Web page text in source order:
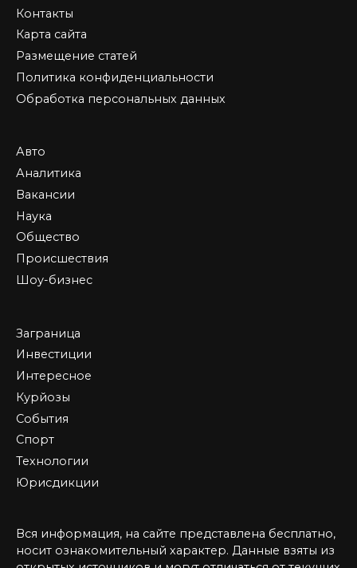
Контакты
Карта сайта
Размещение статей
Политика конфиденциальности
Обработка персональных данных
Авто
Аналитика
Вакансии
Наука
Общество
Происшествия
Шоу-бизнес
Заграница
Инвестиции
Интересное
Курйозы
События
Спорт
Технологии
Юрисдикции
Вся информация, на сайте представлена бесплатно,
носит ознакомительный характер. Данные взяты из